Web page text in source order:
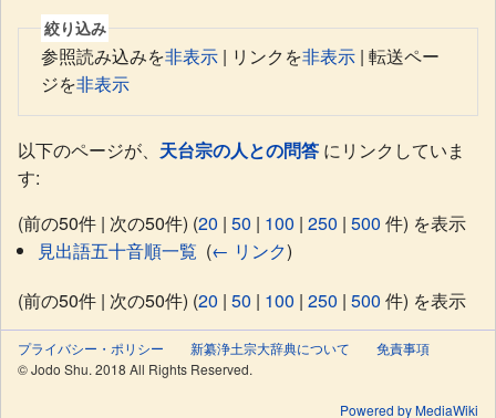
絞り込み
参照読み込みを非表示 | リンクを非表示 | 転送ペー
ジを非表示
以下のページが、 天台宗の人との問答 にリンクしていま
す:
(前の50件 | 次の50件) (20 | 50 | 100 | 250 | 500 件) を表示
見出語五十音順一覧 (← リンク)
(前の50件 | 次の50件) (20 | 50 | 100 | 250 | 500 件) を表示
プライバシー・ポリシー 新纂浄土宗大辞典について
免責事項
© Jodo Shu. 2018 All Rights Reserved.
Powered by MediaWiki